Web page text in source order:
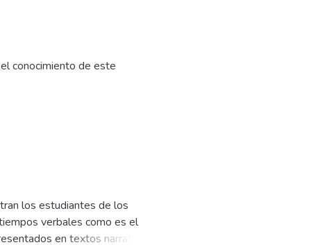
conocimiento de este
los estudiantes de los
verbales como es el
en textos narrativos,